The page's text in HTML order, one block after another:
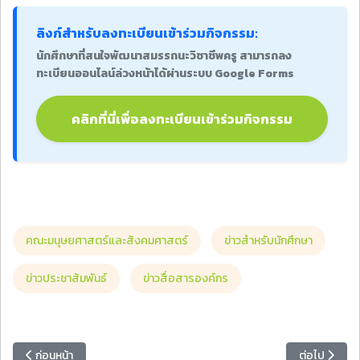
ลิงก์สำหรับลงทะเบียนเข้าร่วมกิจกรรม:
นักศึกษาที่สนใจพัฒนาสมรรถนะวิชาชีพครู สามารถลง
ทะเบียนออนไลน์ล่วงหน้าได้ผ่านระบบ Google Forms
คลิกที่นี่เพื่อลงทะเบียนเข้าร่วมกิจกรรม
คณะมนุษยศาสตร์และสังคมศาสตร์ ข่าวสำหรับนักศึกษา
ข่าวประชาสัมพันธ์ ข่าวสื่อสารองค์กร
เนื้อหาก่อนหน้า: กำหนดการเปิดหอพักนักศึกษา มหาวิทยาลัยราชภัฏหมู่บ้าน
ก่อนหน้า เนื้อหาถัดไป
ต่อไป